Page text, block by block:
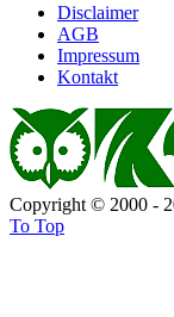
Disclaimer
AGB
Impressum
Kontakt
Copyright © 2000 -
To Top